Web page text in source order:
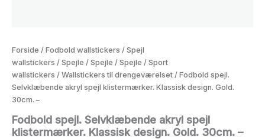
Forside / Fodbold wallstickers / Spejl
wallstickers / Spejle / Spejle / Spejle / Sport
wallstickers / Wallstickers til drengeværelset / Fodbold spejl.
Selvklæbende akryl spejl klistermærker. Klassisk design. Gold.
30cm. –
Fodbold spejl. Selvklæbende akryl spejl
klistermærker. Klassisk design. Gold. 30cm. –